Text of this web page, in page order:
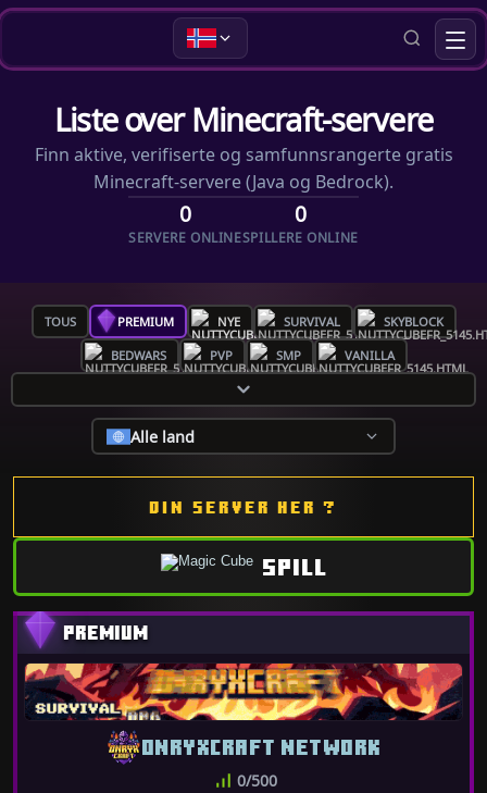
Liste over Minecraft-servere
Finn aktive, verifiserte og samfunnsrangerte gratis
Minecraft-servere (Java og Bedrock).
0
SERVERE ONLINE
0
SPILLERE ONLINE
TOUS PREMIUM NYE SURVIVAL SKYBLOCK
BEDWARS PVP SMP VANILLA
Alle land
DIN SERVER HER ?
SPILL
ONRYXCRAFT NETWORK
0/500